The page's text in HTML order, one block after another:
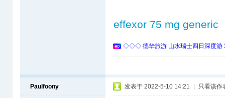
effexor 75 mg generic
◇◇◇ 德华旅游 山水瑞士四日深度
Paulfoony 发表于 2022-5-10 14:21 只看该作